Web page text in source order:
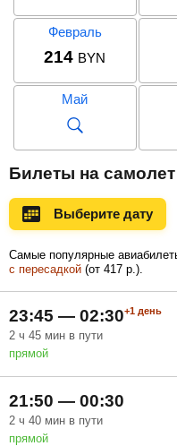
Февраль
214 BYN
Май
Ноябрь
Билеты на
Выберите дату
Самые популярные
с пересадкой (от 417 р. ).
23:45 — 02:30+1 день
2 ч 45 мин в пути
прямой
21:50 — 00:30
2 ч 40 мин в пути
прямой